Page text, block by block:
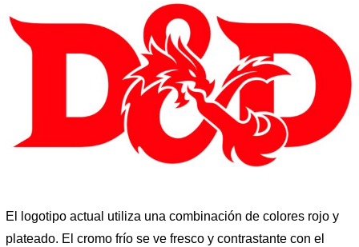
El logotipo actual utiliza una combinación de colores rojo y
plateado. El cromo frío se ve fresco y contrastante con el